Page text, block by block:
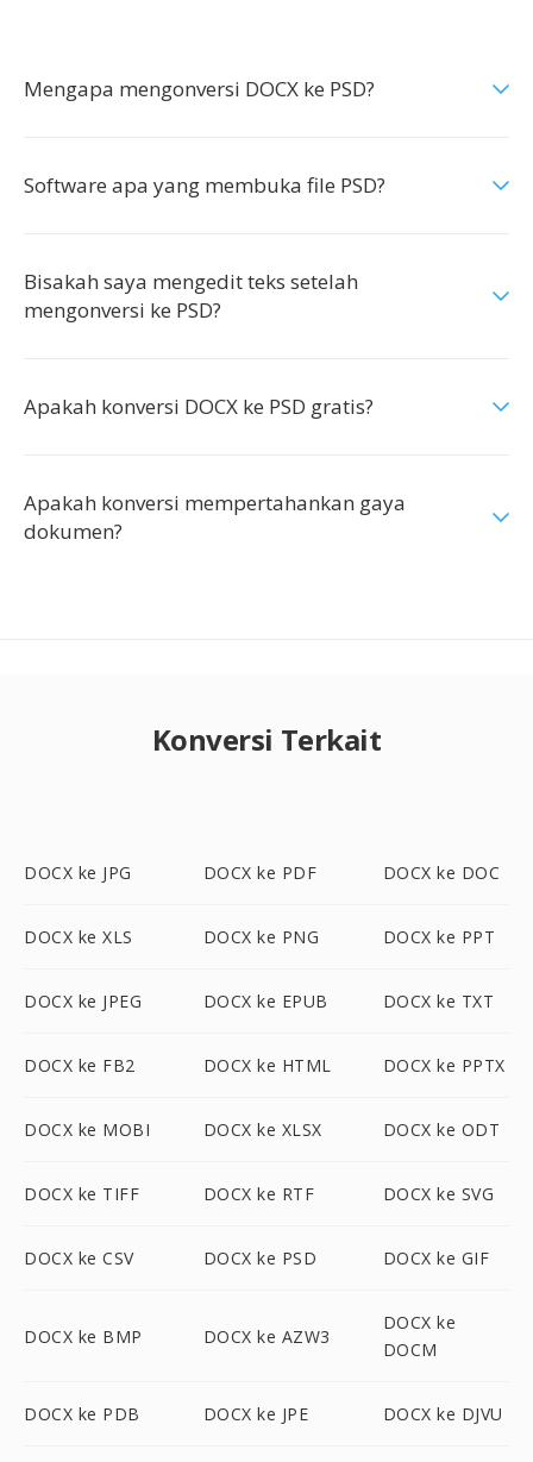
Mengapa mengonversi DOCX ke PSD?
Software apa yang membuka file PSD?
Bisakah saya mengedit teks setelah
mengonversi ke PSD?
Apakah konversi DOCX ke PSD gratis?
Apakah konversi mempertahankan gaya
dokumen?
Konversi Terkait
DOCX ke JPG DOCX ke PDF DOCX ke DOC
DOCX ke XLS DOCX ke PNG DOCX ke PPT
DOCX ke JPEG DOCX ke EPUB DOCX ke TXT
DOCX ke FB2 DOCX ke HTML DOCX ke PPTX
DOCX ke MOBI DOCX ke XLSX DOCX ke ODT
DOCX ke TIFF DOCX ke RTF DOCX ke SVG
DOCX ke CSV DOCX ke PSD DOCX ke GIF
DOCX ke BMP DOCX ke AZW3
DOCX ke
DOCM
DOCX ke PDB DOCX ke JPE DOCX ke DJVU